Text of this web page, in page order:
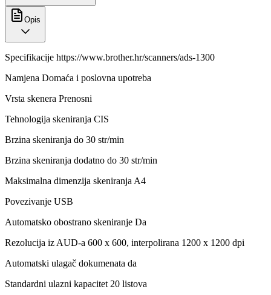
Opis
Specifikacije https://www.brother.hr/scanners/ads-1300
Namjena Domaća i poslovna upotreba
Vrsta skenera Prenosni
Tehnologija skeniranja CIS
Brzina skeniranja do 30 str/min
Brzina skeniranja dodatno do 30 str/min
Maksimalna dimenzija skeniranja A4
Povezivanje USB
Automatsko obostrano skeniranje Da
Rezolucija iz AUD-a 600 x 600, interpolirana 1200 x 1200 dpi
Automatski ulagač dokumenata da
Standardni ulazni kapacitet 20 listova